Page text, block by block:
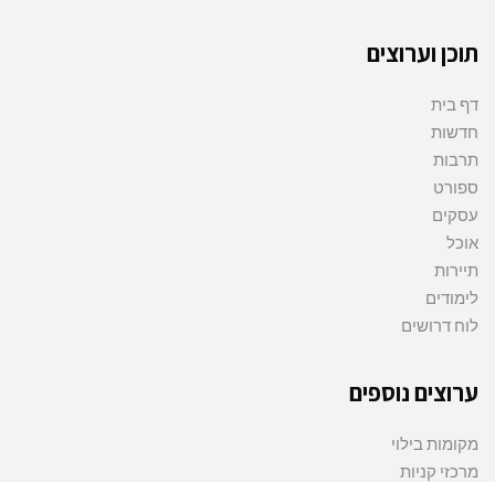
תוכן וערוצים
דף בית
חדשות
תרבות
ספורט
עסקים
אוכל
תיירות
לימודים
לוח דרושים
ערוצים נוספים
מקומות בילוי
מרכזי קניות